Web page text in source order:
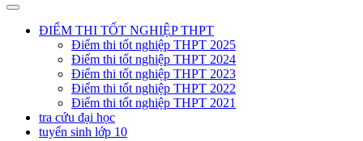
ĐIỂM THI TỐT NGHIỆP THPT
Điểm thi tốt nghiệp THPT 2025
Điểm thi tốt nghiệp THPT 2024
Điểm thi tốt nghiệp THPT 2023
Điểm thi tốt nghiệp THPT 2022
Điểm thi tốt nghiệp THPT 2021
tra cứu đại học
tuyển sinh lớp 10